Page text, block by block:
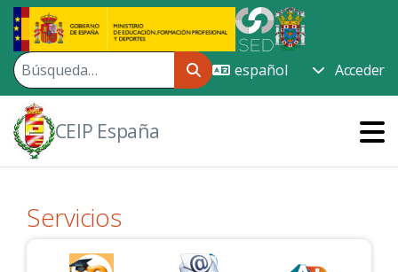
Saltar al contenido principal
Acceder
CEIP España
Servicios